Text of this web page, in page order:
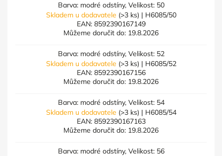
Barva: modré odstíny, Velikost: 50
Skladem u dodavatele (>3 ks) | H6085/50
EAN: 8592390167149
Můžeme doručit do: 19.8.2026
Barva: modré odstíny, Velikost: 52
Skladem u dodavatele (>3 ks) | H6085/52
EAN: 8592390167156
Můžeme doručit do: 19.8.2026
Barva: modré odstíny, Velikost: 54
Skladem u dodavatele (>3 ks) | H6085/54
EAN: 8592390167163
Můžeme doručit do: 19.8.2026
Barva: modré odstíny, Velikost: 56